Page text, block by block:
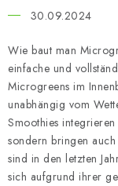
MICROGREENS
SMARTER GARTEN
Geschäftsbewertung
30.09.2024
Wie baut man
einfache und
Microgreens im
unabhängig vom
Smoothies
sondern bringen
sind in den letzten
sich aufgrund ihrer